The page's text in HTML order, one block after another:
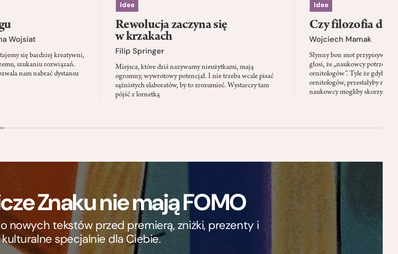
Wojsiat
się bardziej kreatywni,
szukaniu rozwiązań.
nam nabrać dystansu
Idee
Rewolucja zaczyna się
w krzakach
Filip Springer
Miejsca, które dziś nazywamy nieużytkami, mają
ogromny, wywrotowy potencjał. I nie trzeba wcale pisać
sążnistych elaboratów, by to zrozumieć. Wystarczy tam
pójść z lornetką
Idee
Czy filozofia da
Wojciech Mamak
Słynny bon mot
głosi, że „naukowcy
ornitologów”. Tyle że gdyby
ornitologów, przestałyby
naukowcy mogliby skorzystać
Znaku nie mają FOMO
nowych tekstów przed premierą, zniżki, prezenty i
specjalnie dla Ciebie.